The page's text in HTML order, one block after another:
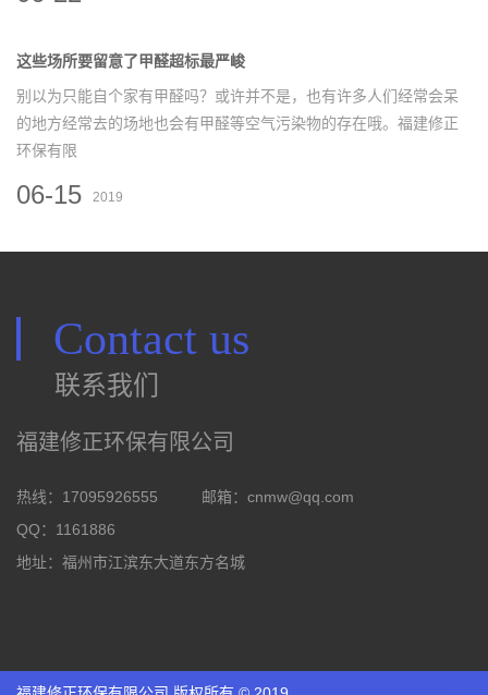
这些场所要留意了甲醛超标最严峻
别以为只能自个家有甲醛吗？或许并不是，也有许多人们经常会呆
的地方经常去的场地也会有甲醛等空气污染物的存在哦。福建修正
环保有限
06-15 2019
Contact us
联系我们
福建修正环保有限公司
热线：17095926555 邮箱： cnmw@qq.com
QQ：1161886
地址：福州市江滨东大道东方名城